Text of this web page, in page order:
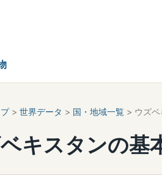
> 世界データ > 国・地域一覧 > ウズ
キスタンの基